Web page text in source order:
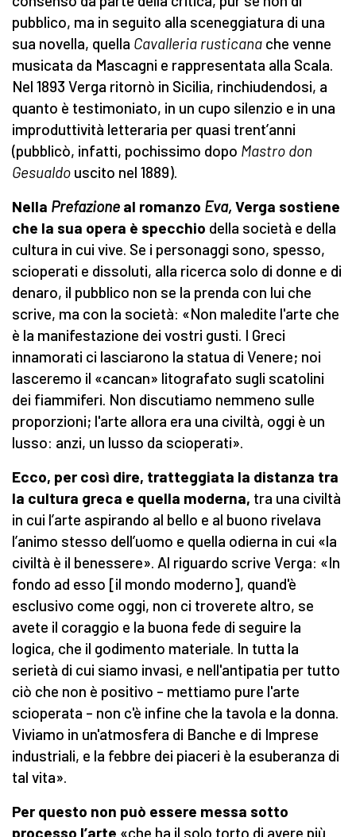
pubblico, ma in seguito alla sceneggiatura di una
sua novella, quella Cavalleria rusticana che venne
musicata da Mascagni e rappresentata alla Scala.
Nel 1893 Verga ritornò in Sicilia, rinchiudendosi, a
quanto è testimoniato, in un cupo silenzio e in una
improduttività letteraria per quasi trent’anni
(pubblicò, infatti, pochissimo dopo Mastro don
Gesualdo uscito nel 1889).
Nella Prefazione al romanzo Eva, Verga sostiene
che la sua opera è specchio della società e della
cultura in cui vive. Se i personaggi sono, spesso,
scioperati e dissoluti, alla ricerca solo di donne e di
denaro, il pubblico non se la prenda con lui che
scrive, ma con la società: «Non maledite l'arte che
è la manifestazione dei vostri gusti. I Greci
innamorati ci lasciarono la statua di Venere; noi
lasceremo il «cancan» litografato sugli scatolini
dei fiammiferi. Non discutiamo nemmeno sulle
proporzioni; l'arte allora era una civiltà, oggi è un
lusso: anzi, un lusso da scioperati».
Ecco, per così dire, tratteggiata la distanza tra
la cultura greca e quella moderna, tra una civiltà
in cui l’arte aspirando al bello e al buono rivelava
l’animo stesso dell’uomo e quella odierna in cui «la
civiltà è il benessere». Al riguardo scrive Verga: «In
fondo ad esso [il mondo moderno], quand'è
esclusivo come oggi, non ci troverete altro, se
avete il coraggio e la buona fede di seguire la
logica, che il godimento materiale. In tutta la
serietà di cui siamo invasi, e nell'antipatia per tutto
ciò che non è positivo – mettiamo pure l'arte
scioperata – non c'è infine che la tavola e la donna.
Viviamo in un'atmosfera di Banche e di Imprese
industriali, e la febbre dei piaceri è la esuberanza di
tal vita».
Per questo non può essere messa sotto
processo l’arte «che ha il solo torto di avere più